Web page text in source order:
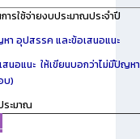
รใช้จ่ายงบประมาณประจำปี
า อุปสรรค และข้อเสนอแนะ
นอแนะ ให้เขียนบอกว่าไม่มีปัญ
บ)
ระมาณ